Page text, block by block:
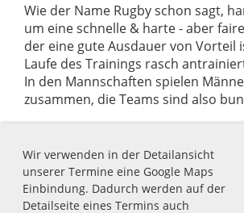
Wir verwenden in der Detailansicht
unserer Termine eine Google Maps
Einbindung. Dadurch werden auf der
Detailseite eines Termins auch
Wie der Name Rugby schon sagt,
um eine schnelle & harte - aber
der eine gute Ausdauer von Vorteil
Laufe des Trainings rasch
In den Mannschaften spielen
zusammen, die Teams sind also
Tabu ist nur das Festhalten an der
und der Ausrüstung bzw. das vom
der Ausrüstung.
Außerdem natürlich das Verletzen
durch Kratzen / beißen / schlagen,